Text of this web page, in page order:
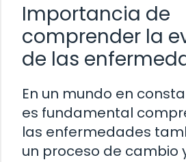
Importancia de
comprender la
de las
En un mundo en
es fundamental
las enfermedades
un proceso de cambio